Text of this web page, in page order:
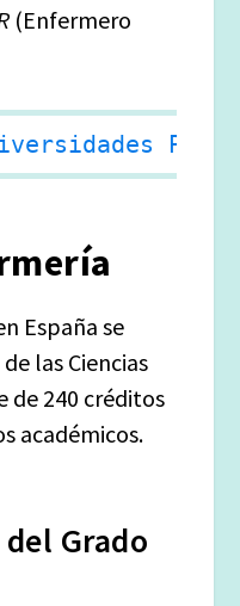
(Enfermero
España se
las Ciencias
de 240 créditos
académicos.
Grado